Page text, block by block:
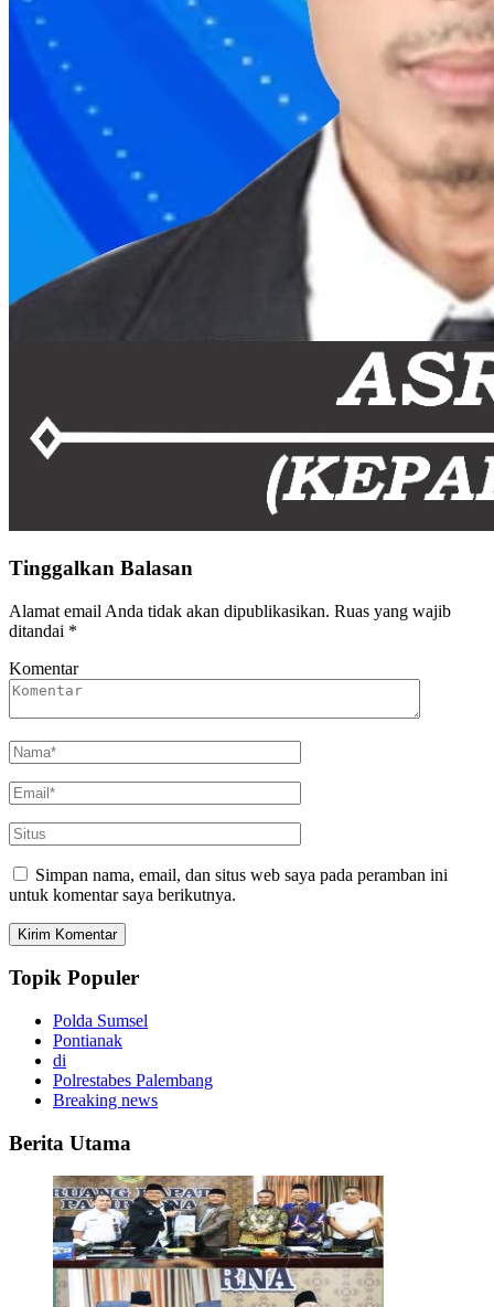
Tinggalkan Balasan
Alamat email Anda tidak akan dipublikasikan. Ruas yang wajib
ditandai *
Komentar
Simpan nama, email, dan situs web saya pada peramban ini
untuk komentar saya berikutnya.
Topik Populer
Polda Sumsel
Pontianak
di
Polrestabes Palembang
Breaking news
Berita Utama